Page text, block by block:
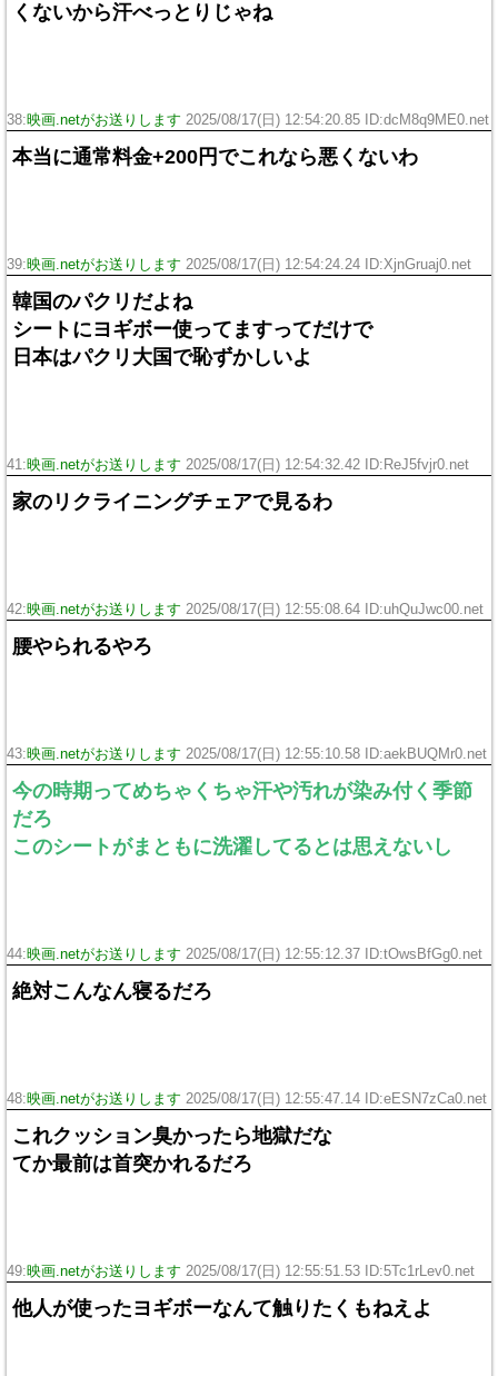
くないから汗べっとりじゃね
38:映画.netがお送りします 2025/08/17(日) 12:54:20.85 ID:dcM8q9ME0.net
本当に通常料金+200円でこれなら悪くないわ
39:映画.netがお送りします 2025/08/17(日) 12:54:24.24 ID:XjnGruaj0.net
韓国のパクリだよね
シートにヨギボー使ってますってだけで
日本はパクリ大国で恥ずかしいよ
41:映画.netがお送りします 2025/08/17(日) 12:54:32.42 ID:ReJ5fvjr0.net
家のリクライニングチェアで見るわ
42:映画.netがお送りします 2025/08/17(日) 12:55:08.64 ID:uhQuJwc00.net
腰やられるやろ
43:映画.netがお送りします 2025/08/17(日) 12:55:10.58 ID:aekBUQMr0.net
今の時期ってめちゃくちゃ汗や汚れが染み付く季節
だろ
このシートがまともに洗濯してるとは思えないし
44:映画.netがお送りします 2025/08/17(日) 12:55:12.37 ID:tOwsBfGg0.net
絶対こんなん寝るだろ
48:映画.netがお送りします 2025/08/17(日) 12:55:47.14 ID:eESN7zCa0.net
これクッション臭かったら地獄だな
てか最前は首突かれるだろ
49:映画.netがお送りします 2025/08/17(日) 12:55:51.53 ID:5Tc1rLev0.net
他人が使ったヨギボーなんて触りたくもねえよ